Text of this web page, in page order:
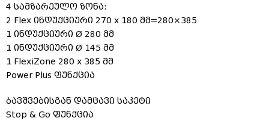
4 სამზარეულო ზონა:
2 Flex ინდუქციური 270 x 180 მმ=280×385
1 ინდუქციური Ø 280 მმ
1 ინდუქციური Ø 145 მმ
1 FlexiZone 280 x 385 მმ
Power Plus ფუნქცია
ბავშვებისგან დამცავი საკეტი
Stop & Go ფუნქცია